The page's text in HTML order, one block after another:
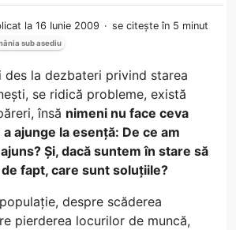
la 16 Iunie 2009
se citește în 5 minut
sub asediu
des la dezbateri privind starea
se ridică probleme, există
însă nimeni nu face ceva
ajunge la esență: De ce am
Și, dacă suntem în stare să
fapt, care sunt soluțiile?
despre scăderea
pierderea locurilor de muncă,